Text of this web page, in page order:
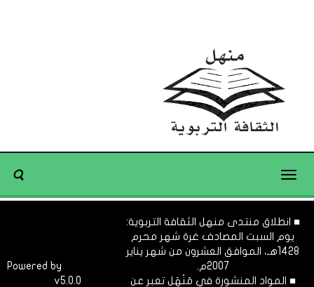
Toggle
■ انطلاق منتدى منهل الثقافة التربوية:
يوم السبت المصادف غرة شهر محرم
1428هـ، الموافق العشرون من شهر يناير
2007م.
■ المواد المنشورة في مَنْهَل تعبر عن
Powered by
v5.0.0